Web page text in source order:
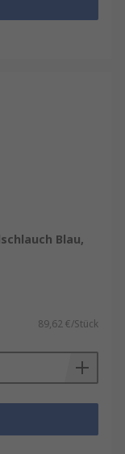
Blau,
89,62 €/Stück